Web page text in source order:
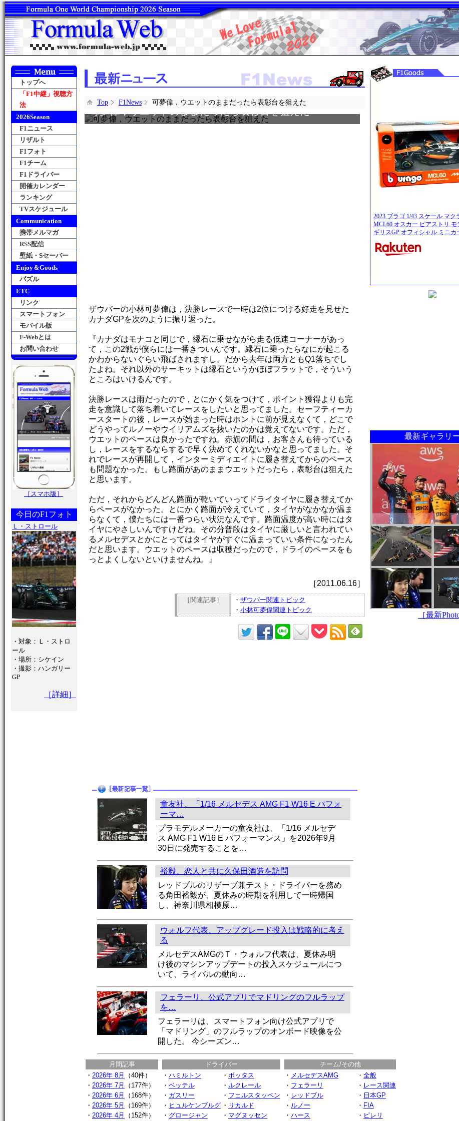
トップへ
「F1中継」視聴方
法
2026Season
F1ニュース
リザルト
F1フォト
F1チーム
F1ドライバー
開催カレンダー
ランキング
TVスケジュール
Communication
携帯メルマガ
RSS配信
壁紙・Sセーバー
Enjoy＆Goods
パズル
ETC
リンク
スマートフォン
モバイル版
F-Webとは
お問い合わせ
［スマホ版］
今日のF1フォト
Ｌ・ストロール
・対象：Ｌ・ストロ
ール
・場所：シケイン
・撮影：ハンガリー
GP
［詳細］
Top F1News 可夢偉，ウエットのままだったら表彰台を狙えた
可夢偉，ウエットのままだったら表彰台を狙えた
ザウバーの小林可夢偉は，決勝レースで一時は2位につける好走を見せた
カナダGPを次のように振り返った。
『カナダはモナコと同じで，縁石に乗せながら走る低速コーナーがあっ
て，この2戦が僕らには一番きついんです。縁石に乗ったらなにが起こる
かわからないぐらい飛ばされますし。だから去年は両方ともQ1落ちでし
たよね。それ以外のサーキットは縁石というかほぼフラットで，そういう
ところはいけるんです。
決勝レースは雨だったので，とにかく気をつけて，ポイント獲得よりも完
走を意識して落ち着いてレースをしたいと思ってました。セーフティーカ
ースタートの後，レースが始まった時はホントに前が見えなくて，どこで
どうやってルノーやウイリアムズを抜いたのかは覚えてないです。ただ，
ウエットのペースは良かったですね。赤旗の間は，お客さんも待っている
し，レースをするならするで早く決めてくれないかなと思ってました。そ
れでレースが再開して，インターミディエイトに履き替えてからのペース
も問題なかった。もし路面があのままウエットだったら，表彰台は狙えた
と思います。
ただ，それからどんどん路面が乾いていってドライタイヤに履き替えてか
らペースがなかった。とにかく路面が冷えていて，タイヤがなかなか温ま
らなくて，僕たちには一番つらい状況なんです。路面温度が高い時にはタ
イヤにやさしいんですけどね。その分普段はタイヤに厳しいと言われてい
るメルセデスとかにとってはタイヤがすぐに温まっていい条件になったん
だと思います。ウエットのペースは収穫だったので，ドライのペースをも
っとよくしないといけませんね。』
［2011.06.16］
［関連記事］ ・ ザウバー関連トピック
・ 小林可夢偉関連トピック
童友社、「1/16 メルセデス AMG F1 W16 E パフォ
ーマ…
プラモデルメーカーの童友社は、「1/16 メルセデ
ス AMG F1 W16 E パフォーマンス」を2026年9月
30日に発売することを…
裕毅、恋人と共に久保田酒造を訪問
レッドブルのリザーブ兼テスト・ドライバーを務め
る角田裕毅が、夏休みの時期を利用して一時帰国
し、神奈川県相模原…
ウォルフ代表、アップグレード投入は戦略的に考え
る
メルセデスAMGのＴ・ウォルフ代表は、夏休み明
け後のマシンアップデートの投入スケジュールにつ
いて、ライバルの動向…
フェラーリ、公式アプリでマドリングのフルラップ
を…
フェラーリは、スマートフォン向け公式アプリで
「マドリング」のフルラップのオンボード映像を公
開した。 今シーズン…
月間記事 ドライバー
チーム/その他
・ 2026年 8月
（40件）
・ 2026年 7月
（177件）
・ 2026年 6月
（168件）
・ 2026年 5月
（169件）
・ 2026年 4月 （152件）
・ ハミルトン
・ ベッテル
・ ガスリー
・ ヒュルケンブルグ
・ グロージャン
・ ボッタス
・ ルクレール
・ フェルスタッペン
・ リカルド
・ マグヌッセン
・ メルセデスAMG
・ フェラーリ
・ レッドブル
・ ルノー
・ ハース
・ 全般
・ レース関連
・ 日本GP
・ FIA
・ ピレリ
2023 ブラゴ 1/43 スケール マク
MCL60 オスカー ピアストリ モ
ギリスGP オフィシャル ミニカ
最新ギャラリ
［最新